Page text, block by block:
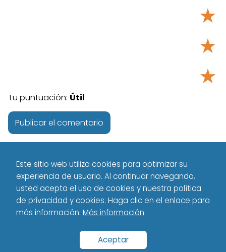
★
★
★
Tu puntuación: Útil
Tecnología - Technology Español Aplicaciones
Este sitio web utiliza cookies para optimizar su
experiencia de usuario. Al continuar navegando,
usted acepta el uso de cookies y nuestra política
de privacidad y cookies. Haga clic en el enlace para
más información. Más información
Aceptar